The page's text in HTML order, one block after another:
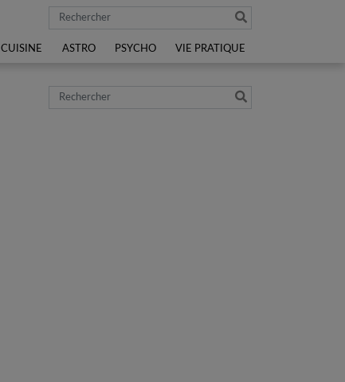
Rechercher
CUISINE ASTRO PSYCHO VIE PRATIQUE
Rechercher